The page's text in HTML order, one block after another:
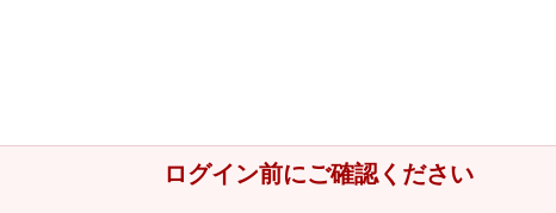
ログイン前にご確認ください